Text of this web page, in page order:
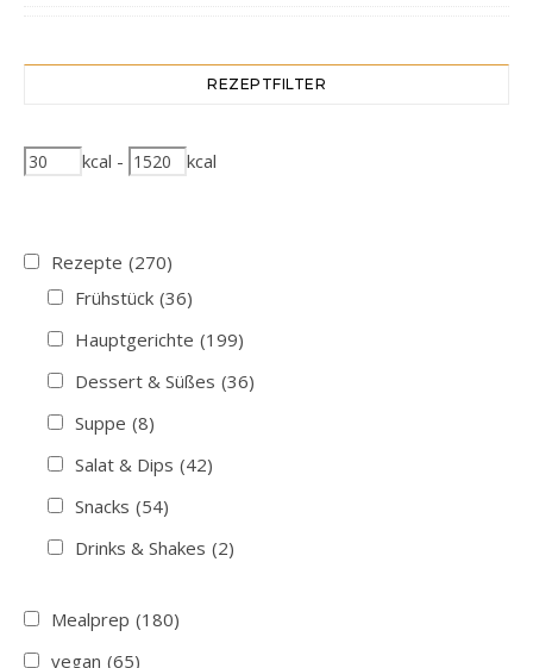
REZEPTFILTER
kcal - kcal
Rezepte (270)
Frühstück (36)
Hauptgerichte (199)
Dessert & Süßes (36)
Suppe (8)
Salat & Dips (42)
Snacks (54)
Drinks & Shakes (2)
Mealprep (180)
vegan (65)